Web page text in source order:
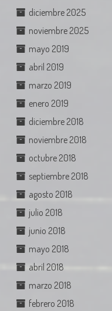
diciembre 2025
noviembre 2025
mayo 2019
abril 2019
marzo 2019
enero 2019
diciembre 2018
noviembre 2018
octubre 2018
septiembre 2018
agosto 2018
julio 2018
junio 2018
mayo 2018
abril 2018
marzo 2018
febrero 2018